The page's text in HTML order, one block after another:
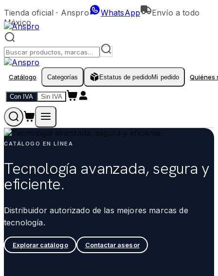
Tienda oficial · Anspro WhatsApp
Envío a todo
México
Catálogo Categorías Estatus de pedidoMi pedido Quiénes
Con IVA Sin IVA
CATÁLOGO EN LÍNEA
Tecnología avanzada, segura y
eficiente.
Distribuidor autorizado de las mejores marcas de
tecnología.
Explorar catálogo Contactar asesor